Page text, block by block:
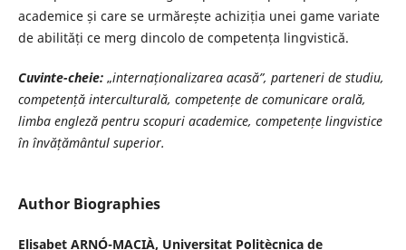
academice și care se urmărește achiziția unei game variate
de abilități ce merg dincolo de competența lingvistică.
Cuvinte-cheie: „internaționalizarea acasă”, parteneri de studiu,
competență interculturală, competențe de comunicare orală,
limba engleză pentru scopuri academice, competențe lingvistice
în învățământul superior.
Author Biographies
Elisabet ARNÓ-MACIÀ, Universitat Politècnica de